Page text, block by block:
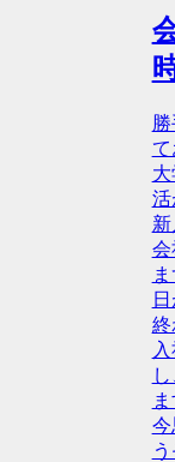
て
活
会
終
今
う